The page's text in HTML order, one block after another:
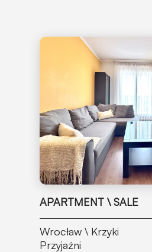
APARTMENT \ SALE
Wrocław \ Krzyki
Przyjaźni